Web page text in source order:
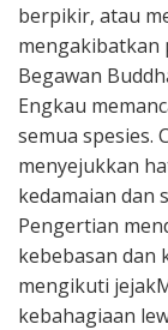
berpikir, atau
mengakibatkan
Begawan
Engkau
semua spesies.
menyejukkan
kedamaian dan
Pengertian
kebebasan dan
mengikuti
kebahagiaan